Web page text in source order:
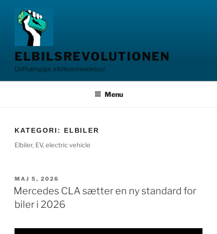
indhold
ELBILSREVOLUTIONEN
Uafhængige elbilsanmeldelser
Menu
KATEGORI: ELBILER
Elbiler, EV, electric vehicle
UDGIVET
DEN
MAJ 5, 2026
Mercedes CLA sætter en ny standard for
biler i 2026